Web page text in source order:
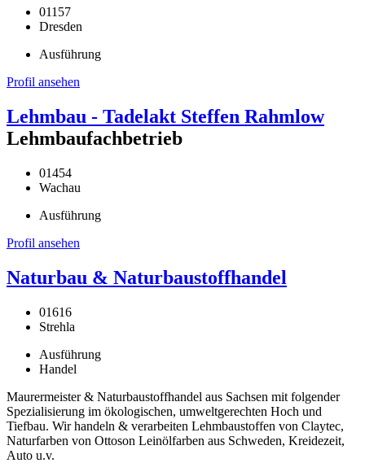
01157
Dresden
Ausführung
Profil ansehen
Lehmbau - Tadelakt Steffen Rahmlow
Lehmbaufachbetrieb
01454
Wachau
Ausführung
Profil ansehen
Naturbau & Naturbaustoffhandel
01616
Strehla
Ausführung
Handel
Maurermeister & Naturbaustoffhandel aus Sachsen mit folgender
Spezialisierung im ökologischen, umweltgerechten Hoch und
Tiefbau. Wir handeln & verarbeiten Lehmbaustoffen von Claytec,
Naturfarben von Ottoson Leinölfarben aus Schweden, Kreidezeit,
Auto u.v.